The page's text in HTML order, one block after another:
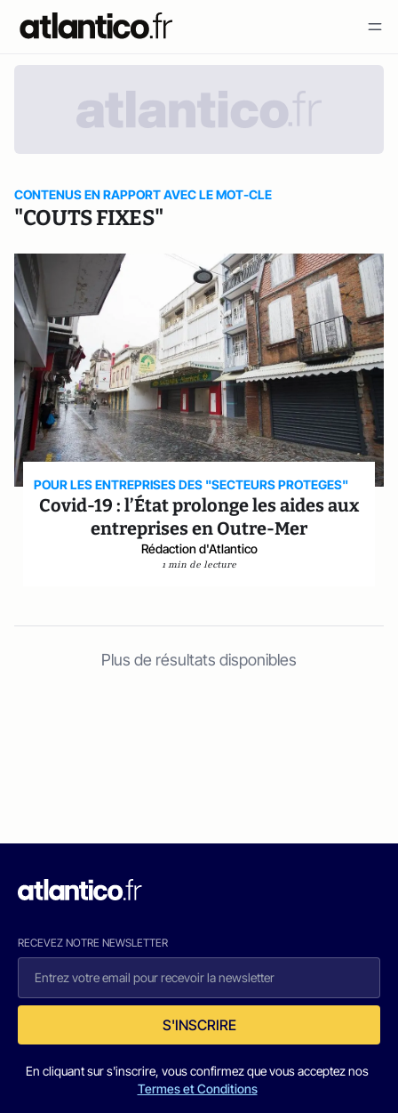
CONTENUS EN RAPPORT AVEC LE MOT-CLE
"COUTS FIXES"
POUR LES ENTREPRISES DES "SECTEURS PROTEGES"
Covid-19 : l’État prolonge les aides aux
entreprises en Outre-Mer
Rédaction d'Atlantico
1 min de lecture
Plus de résultats disponibles
RECEVEZ NOTRE NEWSLETTER
S'INSCRIRE
En cliquant sur s'inscrire, vous confirmez que vous acceptez nos
Termes et Conditions